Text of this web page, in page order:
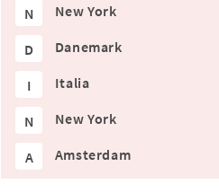
N New York
D Danemark
I Italia
N New York
A Amsterdam